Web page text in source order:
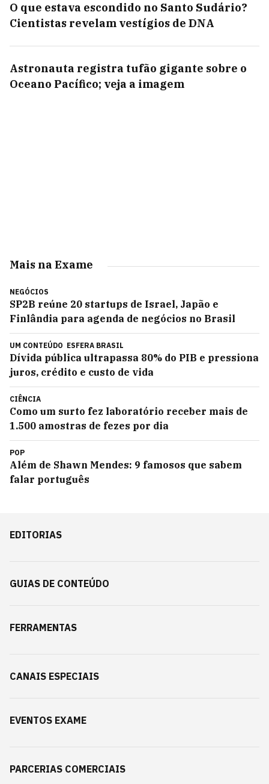
O que estava escondido no Santo Sudário?
Cientistas revelam vestígios de DNA
Astronauta registra tufão gigante sobre o
Oceano Pacífico; veja a imagem
Mais na Exame
NEGÓCIOS
SP2B reúne 20 startups de Israel, Japão e
Finlândia para agenda de negócios no Brasil
UM CONTEÚDO ESFERA BRASIL
Dívida pública ultrapassa 80% do PIB e pressiona
juros, crédito e custo de vida
CIÊNCIA
Como um surto fez laboratório receber mais de
1.500 amostras de fezes por dia
POP
Além de Shawn Mendes: 9 famosos que sabem
falar português
EDITORIAS
GUIAS DE CONTEÚDO
FERRAMENTAS
CANAIS ESPECIAIS
EVENTOS EXAME
PARCERIAS COMERCIAIS